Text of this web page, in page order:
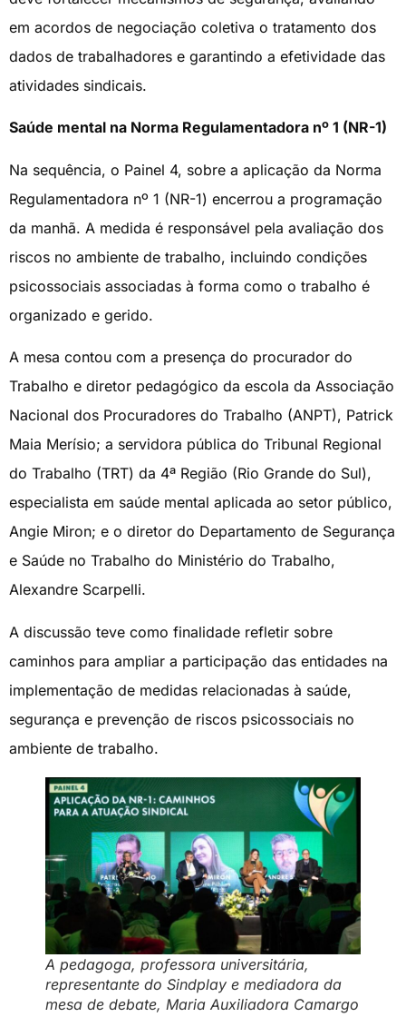
em acordos de negociação coletiva o tratamento dos
dados de trabalhadores e garantindo a efetividade das
atividades sindicais.
Saúde mental na Norma Regulamentadora nº 1 (NR-1)
Na sequência, o Painel 4, sobre a aplicação da Norma
Regulamentadora nº 1 (NR-1) encerrou a programação
da manhã. A medida é responsável pela avaliação dos
riscos no ambiente de trabalho, incluindo condições
psicossociais associadas à forma como o trabalho é
organizado e gerido.
A mesa contou com a presença do procurador do
Trabalho e diretor pedagógico da escola da Associação
Nacional dos Procuradores do Trabalho (ANPT), Patrick
Maia Merísio; a servidora pública do Tribunal Regional
do Trabalho (TRT) da 4ª Região (Rio Grande do Sul),
especialista em saúde mental aplicada ao setor público,
Angie Miron; e o diretor do Departamento de Segurança
e Saúde no Trabalho do Ministério do Trabalho,
Alexandre Scarpelli.
A discussão teve como finalidade refletir sobre
caminhos para ampliar a participação das entidades na
implementação de medidas relacionadas à saúde,
segurança e prevenção de riscos psicossociais no
ambiente de trabalho.
A pedagoga, professora universitária,
representante do Sindplay e mediadora da
mesa de debate, Maria Auxiliadora Camargo